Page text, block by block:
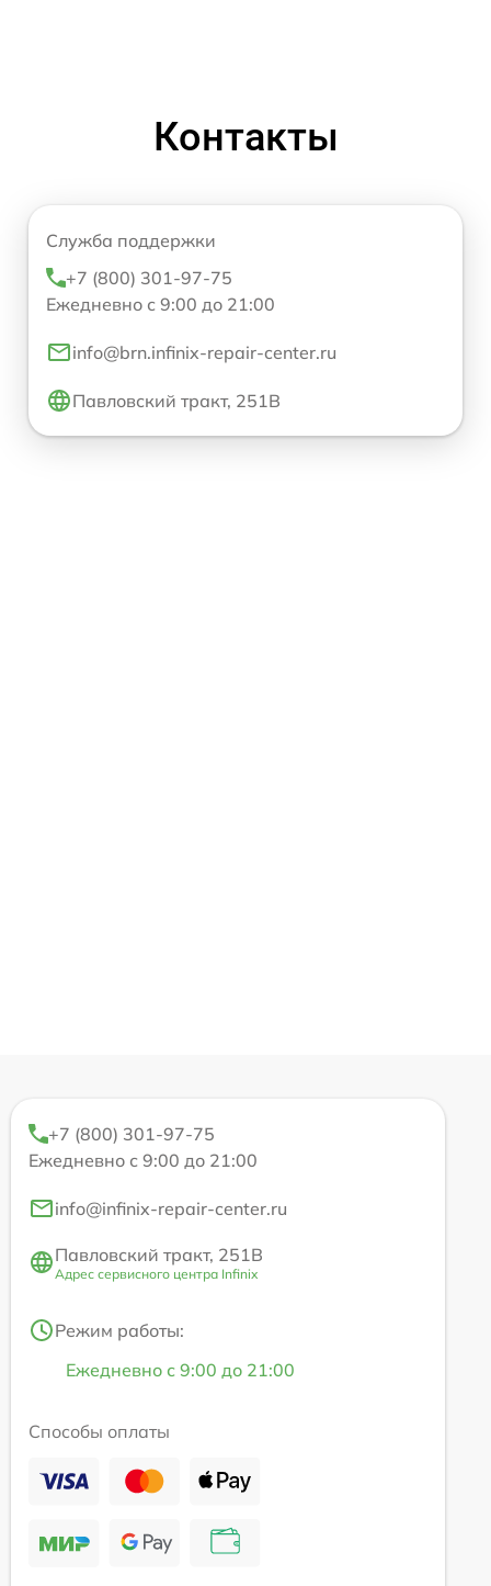
Контакты
Служба поддержки
+7 (800) 301-97-75
Ежедневно с 9:00 до 21:00
info@brn.infinix-repair-center.ru
Павловский тракт, 251В
+7 (800) 301-97-75
Ежедневно с 9:00 до 21:00
info@infinix-repair-center.ru
Павловский тракт, 251В
Адрес сервисного центра Infinix
Режим работы:
Ежедневно с 9:00 до 21:00
Способы оплаты